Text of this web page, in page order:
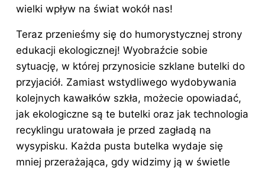
wielki wpływ na świat wokół nas!
Teraz przenieśmy się do humorystycznej strony
edukacji ekologicznej! Wyobraźcie sobie
sytuację, w której przynosicie szklane butelki do
przyjaciół. Zamiast wstydliwego wydobywania
kolejnych kawałków szkła, możecie opowiadać,
jak ekologiczne są te butelki oraz jak technologia
recyklingu uratowała je przed zagładą na
wysypisku. Każda pusta butelka wydaje się
mniej przerażająca, gdy widzimy ją w świetle